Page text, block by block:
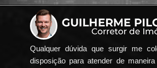
Qualquer dúvida que surgir me
disposição para atender de